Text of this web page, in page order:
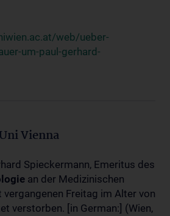
web/ueber-
um-paul-gerhard-
Vienna
Spieckermann, Emeritus des
an der Medizinischen
vergangenen Freitag im Alter von
verstorben. [in German:] (Wien,